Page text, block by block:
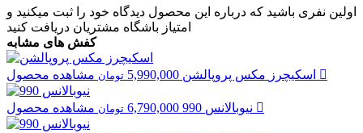
اولین نفری باشید که درباره این محصول دیدگاه خود را ثبت میکنید و
امتیاز باشگاه مشتریان دریافت کنید
کفش های مشابه
اسکیچرز مکس پروپالشن 5,990,000 تومان
نیوبالانس 990
6,790,000 تومان